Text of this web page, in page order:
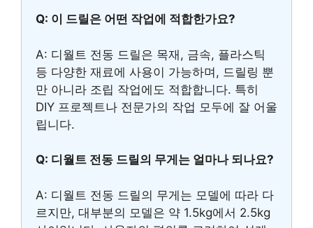
Q: 이 드릴은 어떤 작업에 적합한가요?
A: 디월트 전동 드릴은 목재, 금속, 플라스틱
등 다양한 재료에 사용이 가능하며, 드릴링 뿐
만 아니라 조립 작업에도 적합합니다. 특히
DIY 프로젝트나 전문가의 작업 모두에 잘 어울
립니다.
Q: 디월트 전동 드릴의 무게는 얼마나 되나요?
A: 디월트 전동 드릴의 무게는 모델에 따라 다
르지만, 대부분의 모델은 약 1.5kg에서 2.5kg